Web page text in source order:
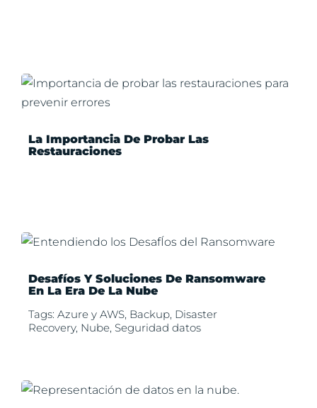
La Importancia De Probar Las
Restauraciones
Desafíos Y Soluciones De Ransomware
En La Era De La Nube
Tags: Azure y AWS, Backup, Disaster
Recovery, Nube, Seguridad datos